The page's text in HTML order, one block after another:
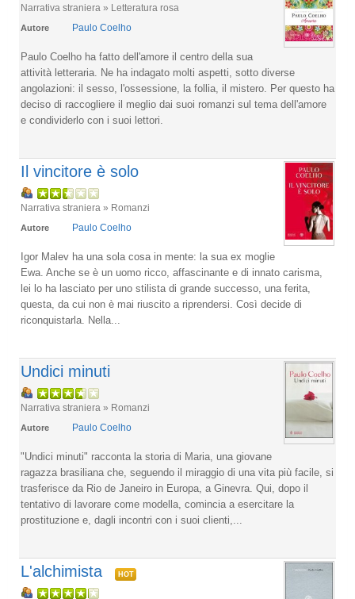
Narrativa straniera » Letteratura rosa
Autore Paulo Coelho
Paulo Coelho ha fatto dell'amore il centro della sua
attività letteraria. Ne ha indagato molti aspetti, sotto diverse
angolazioni: il sesso, l'ossessione, la follia, il mistero. Per questo ha
deciso di raccogliere il meglio dai suoi romanzi sul tema dell'amore
e condividerlo con i suoi lettori.
Il vincitore è solo
Narrativa straniera » Romanzi
Autore Paulo Coelho
Igor Malev ha una sola cosa in mente: la sua ex moglie
Ewa. Anche se è un uomo ricco, affascinante e di innato carisma,
lei lo ha lasciato per uno stilista di grande successo, una ferita,
questa, da cui non è mai riuscito a riprendersi. Così decide di
riconquistarla. Nella...
Undici minuti
Narrativa straniera » Romanzi
Autore Paulo Coelho
"Undici minuti" racconta la storia di Maria, una giovane
ragazza brasiliana che, seguendo il miraggio di una vita più facile, si
trasferisce da Rio de Janeiro in Europa, a Ginevra. Qui, dopo il
tentativo di lavorare come modella, comincia a esercitare la
prostituzione e, dagli incontri con i suoi clienti,...
L'alchimista HOT